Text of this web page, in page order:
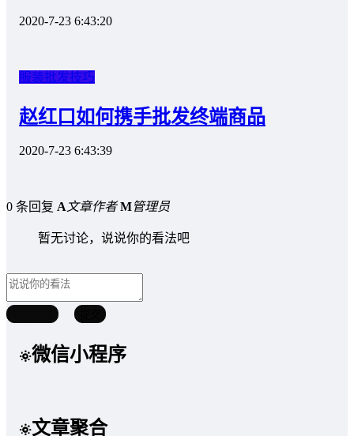
2020-7-23 6:43:20
服装批发技巧
赵红口如何携手批发终端商品
2020-7-23 6:43:39
0 条回复 A文章作者 M管理员
暂无讨论，说说你的看法吧
微信小程序
文章聚合